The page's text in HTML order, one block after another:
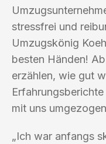
stressfrei und
Umzugskönig
besten Händen!
erzählen, wie gut
mit uns
„Ich war anfangs